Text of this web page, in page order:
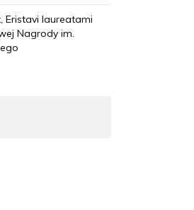
Eristavi laureatami
Nagrody im.